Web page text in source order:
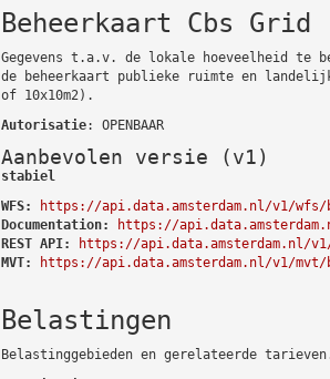
Beheerkaart Cbs Grid
Gegevens t.a.v. de lokale hoeveelheid te
de beheerkaart publieke ruimte en landelijk
of 10x10m2).
Autorisatie: OPENBAAR
Aanbevolen versie (v1)
stabiel
WFS:
https://api.data.amsterdam.nl/v1/wfs/
Documentation:
https://
REST API:
https://api.data.amsterdam.nl/
MVT:
https://api.data.amsterdam.nl/v1/mvt/
Belastingen
Belastinggebieden en gerelateerde